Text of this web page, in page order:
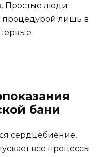
Простые люди
процедурой лишь в
бани
сердцебиение,
все процессы